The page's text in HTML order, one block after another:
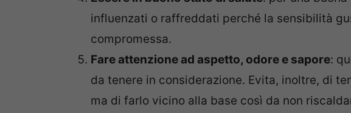
influenzati o raffreddati perché la sensibilità
compromessa.
Fare attenzione ad aspetto, odore e sapore:
da tenere in considerazione. Evita, inoltre, di
ma di farlo vicino alla base così da non